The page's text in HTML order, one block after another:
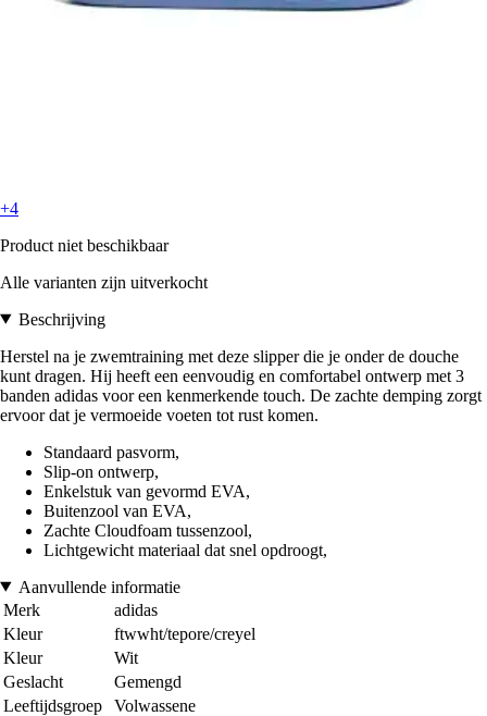
+4
Product niet beschikbaar
Alle varianten zijn uitverkocht
Beschrijving
Herstel na je zwemtraining met deze slipper die je onder de douche
kunt dragen. Hij heeft een eenvoudig en comfortabel ontwerp met 3
banden adidas voor een kenmerkende touch. De zachte demping zorgt
ervoor dat je vermoeide voeten tot rust komen.
Standaard pasvorm,
Slip-on ontwerp,
Enkelstuk van gevormd EVA,
Buitenzool van EVA,
Zachte Cloudfoam tussenzool,
Lichtgewicht materiaal dat snel opdroogt,
Aanvullende informatie
Merk
adidas
Kleur
ftwwht/tepore/creyel
Kleur
Wit
Geslacht
Gemengd
Leeftijdsgroep
Volwassene